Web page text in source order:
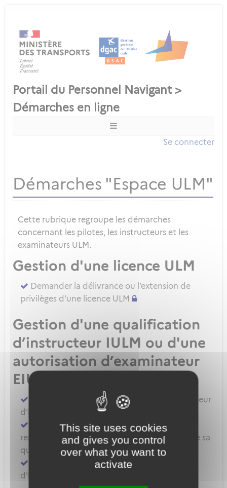
This site uses cookies
and gives you control
over what you want to
activate
Se connecter
Démarches "Espace ULM"
Cette rubrique regroupe les démarches
concernant les pilotes, les instructeurs et les
examinateurs ULM.
Gestion d'une licence ULM
Demander la délivrance ou l’extension de
privilèges d’une licence ULM
Gestion d'une qualification
d’instructeur IULM ou d'une
autorisation d’examinateur
EIULM
Attester des prérequis pour devenir formateur
d'instructeur ULM
Demander la délivrance, la prorogation, le
renouvellement ou l'extension de privilèges de sa
qualification IULM
Demander une autorisation d'examinateur
d'instructeur EIULM